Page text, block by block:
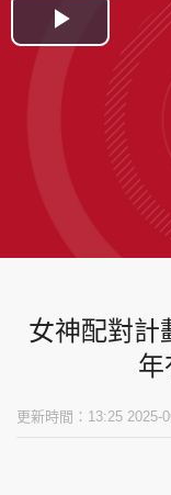
Play
Video
女神配對計
年
更新時間：13:25 2025-